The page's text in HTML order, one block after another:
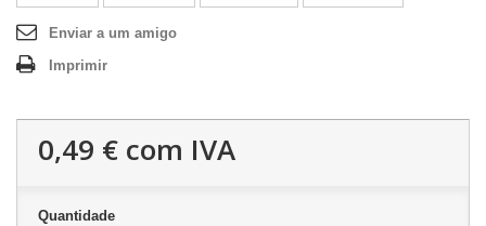
Enviar a um amigo
Imprimir
0,49 € com IVA
Quantidade